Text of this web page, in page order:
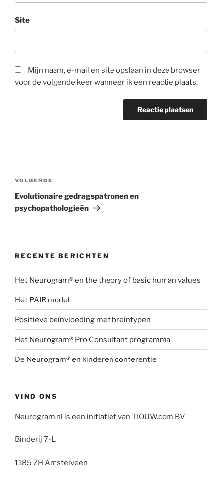
Site
Mijn naam, e-mail en site opslaan in deze browser
voor de volgende keer wanneer ik een reactie plaats.
navigatie
Volgend
bericht
VOLGENDE
Evolutionaire gedragspatronen en
psychopathologieën
RECENTE BERICHTEN
Het Neurogram® en the theory of basic human values
Het PAIR model
Positieve beïnvloeding met breintypen
Het Neurogram® Pro Consultant programma
De Neurogram® en kinderen conferentie
VIND ONS
Neurogram.nl is een initiatief van TIOUW.com BV
Binderij 7-L
1185 ZH Amstelveen